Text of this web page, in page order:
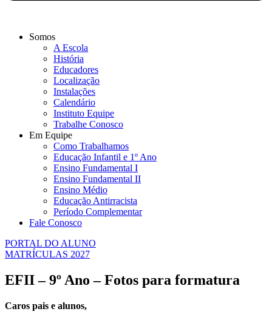
Somos
A Escola
História
Educadores
Localização
Instalações
Calendário
Instituto Equipe
Trabalhe Conosco
Em Equipe
Como Trabalhamos
Educação Infantil e 1º Ano
Ensino Fundamental I
Ensino Fundamental II
Ensino Médio
Educação Antirracista
Período Complementar
Fale Conosco
PORTAL DO ALUNO
MATRÍCULAS 2027
EFII – 9º Ano – Fotos para formatura
Caros pais e alunos,